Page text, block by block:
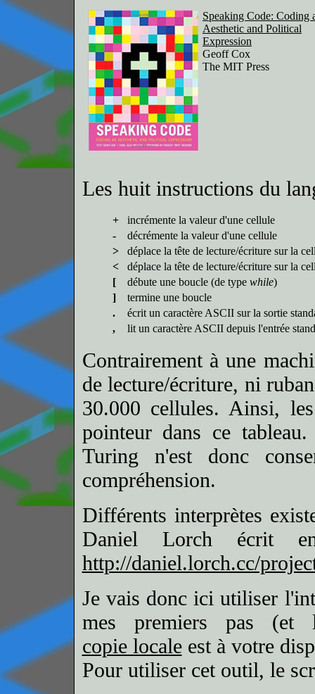
Speaking Code: Coding
Aesthetic and Political
Expression
Geoff Cox
The MIT Press
Les huit instructions du
+
incrémente la valeur d'une cellule
-
décrémente la valeur d'une cellule
>
déplace la tête de lecture/écriture sur la
<
déplace la tête de lecture/écriture sur la
[
débute une boucle (de type while)
]
termine une boucle
.
écrit un caractère ASCII sur la sortie
,
lit un caractère ASCII depuis l'entrée
Contrairement à une
de lecture/écriture, ni
30.000 cellules. Ainsi,
pointeur dans ce
Turing n'est donc
compréhension.
Différents interprètes
Daniel Lorch écrit
http://daniel.lorch.cc/
Je vais donc ici utiliser
mes premiers pas (et
copie localeest à votre
Pour utiliser cet outil, le